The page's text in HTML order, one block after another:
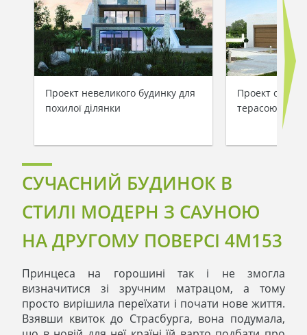
Проект невеликого будинку для
похилої ділянки
Проект
терасою і
СУЧАСНИЙ БУДИНОК В
СТИЛІ МОДЕРН З САУНОЮ
НА ДРУГОМУ ПОВЕРСІ 4M153
Принцеса на горошині так і не змогла
визначитися зі зручним матрацом, а тому
просто вирішила переїхати і почати нове життя.
Взявши квиток до Страсбурга, вона подумала,